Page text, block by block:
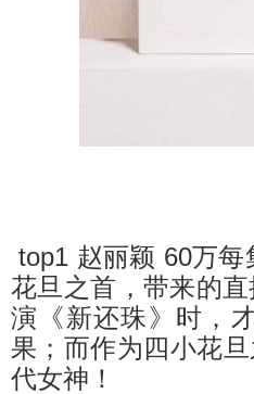
top1 赵丽颖 60万
花旦之首，带来的
演《新还珠》时，
果；而作为四小花
代女神！